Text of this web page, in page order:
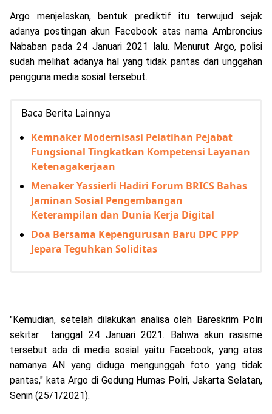
Argo menjelaskan, bentuk prediktif itu terwujud sejak
adanya postingan akun Facebook atas nama Ambroncius
Nababan pada 24 Januari 2021 lalu. Menurut Argo, polisi
sudah melihat adanya hal yang tidak pantas dari unggahan
pengguna media sosial tersebut.
Baca Berita Lainnya
Kemnaker Modernisasi Pelatihan Pejabat
Fungsional Tingkatkan Kompetensi Layanan
Ketenagakerjaan
Menaker Yassierli Hadiri Forum BRICS Bahas
Jaminan Sosial Pengembangan
Keterampilan dan Dunia Kerja Digital
Doa Bersama Kepengurusan Baru DPC PPP
Jepara Teguhkan Soliditas
"Kemudian, setelah dilakukan analisa oleh Bareskrim Polri
sekitar tanggal 24 Januari 2021. Bahwa akun rasisme
tersebut ada di media sosial yaitu Facebook, yang atas
namanya AN yang diduga mengunggah foto yang tidak
pantas," kata Argo di Gedung Humas Polri, Jakarta Selatan,
Senin (25/1/2021).